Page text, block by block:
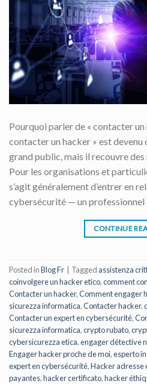
Pourquoi parler de « contacter un
contacter un hacker » est devenu
grand public, mais il recouvre
Pour les organisations et
s’agit généralement d’entrer en
cybersécurité — un
CONTINUE
Posted inBlog Fr Tagged assistenza
coinvolgere un hacker etico,comment
Contacter un hacker,Comment engager
sicurezza informatica,Contacter hacker,
Contacter un expert en cybersécurité,
sicurezza informatica,crypto rubato,
cybersicurezza etica,engager détective
Engager hacker proche de moi,esperto
expert en cybersécurité,Hacker adresse
payantes,hacker certificato,hacker